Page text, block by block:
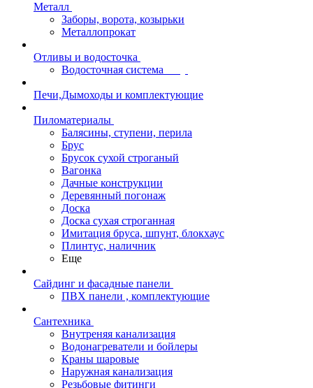
Металл
Заборы, ворота, козырьки
Металлопрокат
Отливы и водосточка
Водосточная система
Печи,Дымоходы и комплектующие
Пиломатериалы
Балясины, ступени, перила
Брус
Брусок сухой строганый
Вагонка
Дачные конструкции
Деревянный погонаж
Доска
Доска сухая строганная
Имитация бруса, шпунт, блокхаус
Плинтус, наличник
Еще
Сайдинг и фасадные панели
ПВХ панели , комплектующие
Сантехника
Внутреняя канализация
Водонагреватели и бойлеры
Краны шаровые
Наружная канализация
Резьбовые фитинги